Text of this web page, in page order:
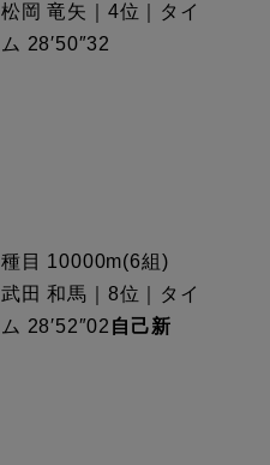
松岡 竜矢｜4位｜タイ
ム 28′50″32
種目 10000m(6組)
武田 和馬｜8位｜タイ
ム 28′52″02 自己新